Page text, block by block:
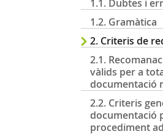
1.1. Dubtes i
1.2. Gramàtica
2. Criteris de
2.1.
vàlids per a
documentació
2.2. Criteris
documentació
procediment